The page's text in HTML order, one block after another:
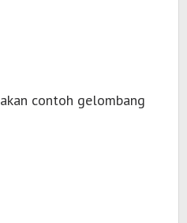
contoh gelombang